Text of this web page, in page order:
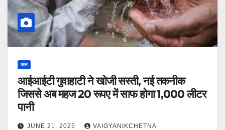
जल
आईआईटी गुवाहाटी ने खोजी सस्ती, नई तकनीक
जिससे अब महज 20 रूपए में साफ होगा 1,000 लीटर
पानी
JUNE 21, 2025 VAIGYANIKCHETNA